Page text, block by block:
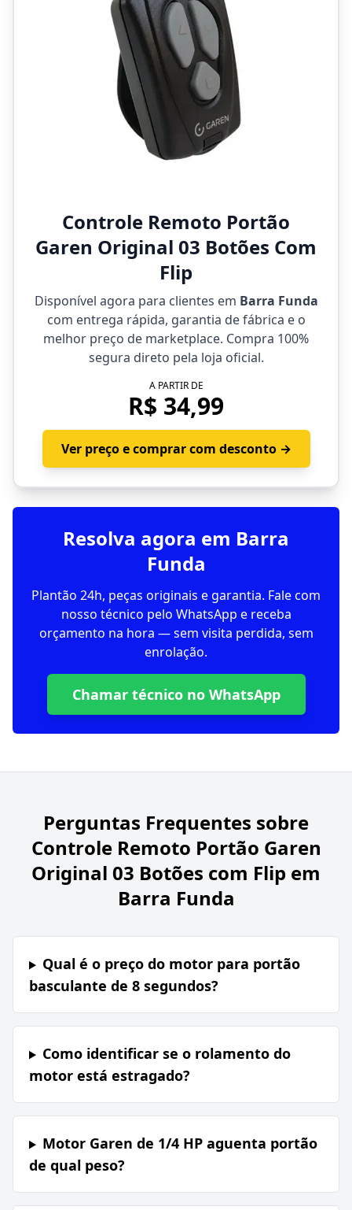
Controle Remoto Portão
Garen Original 03 Botões Com
Flip
Disponível agora para clientes em Barra Funda
com entrega rápida, garantia de fábrica e o
melhor preço de marketplace. Compra 100%
segura direto pela loja oficial.
A PARTIR DE
R$ 34,99
Ver preço e comprar com desconto →
Resolva agora em Barra
Funda
Plantão 24h, peças originais e garantia. Fale com
nosso técnico pelo WhatsApp e receba
orçamento na hora — sem visita perdida, sem
enrolação.
Chamar técnico no WhatsApp
Perguntas Frequentes sobre
Controle Remoto Portão Garen
Original 03 Botões com Flip em
Barra Funda
Qual é o preço do motor para portão
basculante de 8 segundos?
Como identificar se o rolamento do
motor está estragado?
Motor Garen de 1/4 HP aguenta portão
de qual peso?